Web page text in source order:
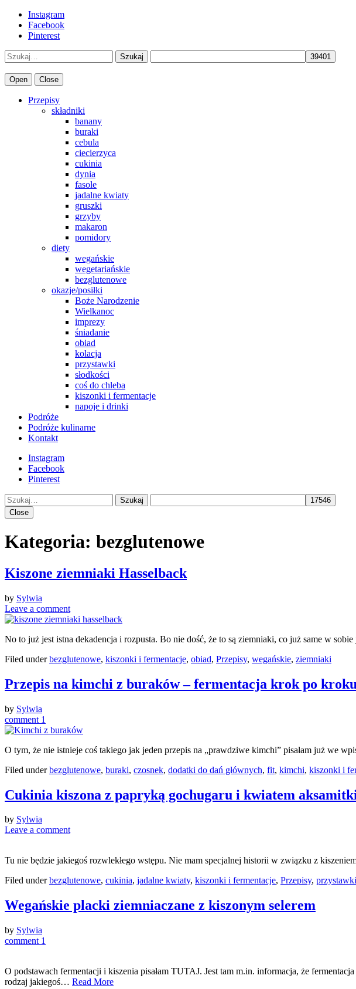
Instagram
Facebook
Pinterest
Szukaj
Open Close
Przepisy
składniki
banany
buraki
cebula
ciecierzyca
cukinia
dynia
fasole
jadalne kwiaty
gruszki
grzyby
makaron
pomidory
diety
wegańskie
wegetariańskie
bezglutenowe
okazje/posiłki
Boże Narodzenie
Wielkanoc
imprezy
śniadanie
obiad
kolacja
przystawki
słodkości
coś do chleba
kiszonki i fermentacje
napoje i drinki
Podróże
Podróże kulinarne
Kontakt
Instagram
Facebook
Pinterest
Szukaj
Close
Kategoria: bezglutenowe
Kiszone ziemniaki Hasselback
by Sylwia
Leave a comment
No to już jest istna dekadencja i rozpusta. Bo nie dość, że to są ziemniaki, co już same w
Filed underbezglutenowe, kiszonki i fermentacje, obiad, Przepisy, wegańskie, ziemniaki
Przepis na kimchi z buraków – fermentacja krok po kroku
by Sylwia
comment 1
O tym, że nie istnieje coś takiego jak jeden przepis na „prawdziwe kimchi” pisałam już we
Filed underbezglutenowe, buraki, czosnek, dodatki do dań głównych, fit, kimchi, kiszonki i
Cukinia kiszona z papryką gochugaru i kwiatem
by Sylwia
Leave a comment
Tu nie będzie jakiegoś rozwlekłego wstępu. Nie mam specjalnej historii w związku z
Filed underbezglutenowe, cukinia, jadalne kwiaty, kiszonki i fermentacje, Przepisy, przystawki
Wegańskie placki ziemniaczane z kiszonym selerem
by Sylwia
comment 1
O podstawach fermentacji i kiszenia pisałam TUTAJ. Jest tam m.in. informacja, że
rodzaj jakiegoś… Read More